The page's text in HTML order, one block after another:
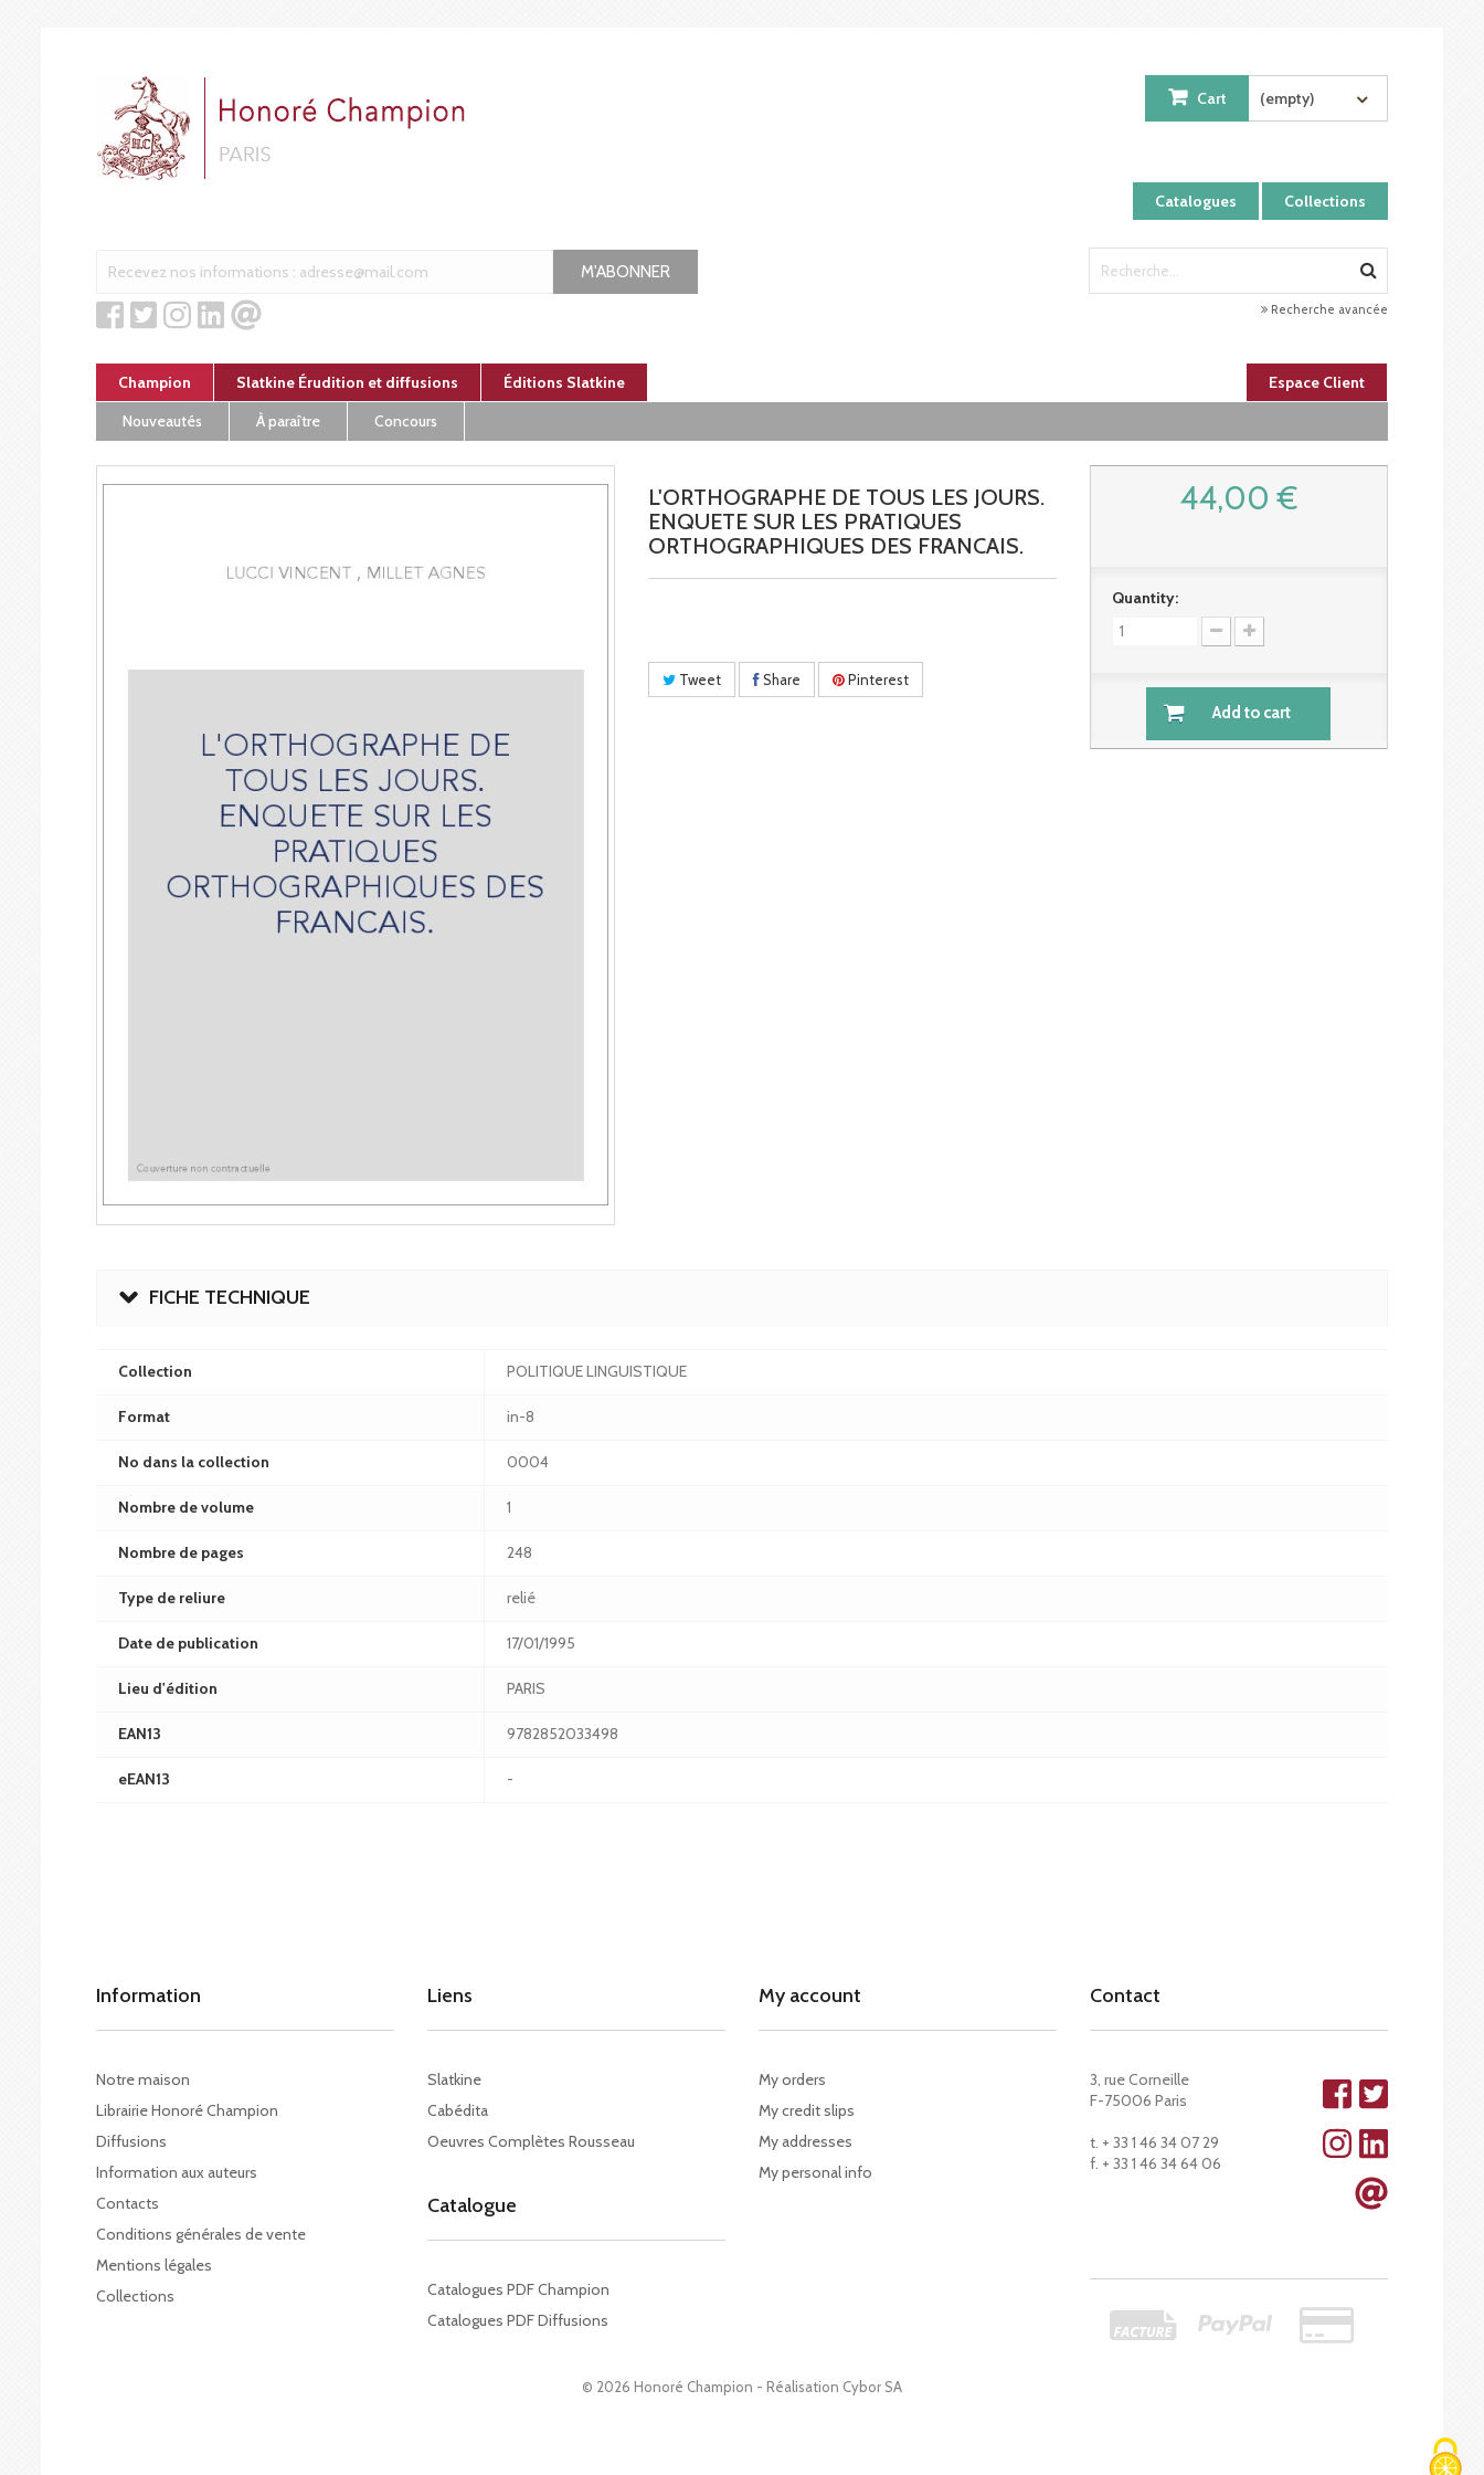
Catalogues Collections
Cart (empty)
M'ABONNER
Recherche avancée
Champion Slatkine Érudition et diffusions Éditions Slatkine
Espace Client
Nouveautés
À paraître Concours
L'ORTHOGRAPHE DE TOUS LES JOURS.
ENQUETE SUR LES PRATIQUES
ORTHOGRAPHIQUES DES FRANCAIS.
Tweet Share Pinterest
44,00 €
Quantity:
Add to cart
FICHE TECHNIQUE
Collection POLITIQUE LINGUISTIQUE
Format in-8
No dans la collection 0004
Nombre de volume 1
Nombre de pages 248
Type de reliure relié
Date de publication 17/01/1995
Lieu d'édition PARIS
EAN13 9782852033498
eEAN13 -
Information
Notre maison
Librairie Honoré Champion
Diffusions
Information aux auteurs
Contacts
Conditions générales de vente
Mentions légales
Collections
© 2026 Honoré Champion - Réalisation Cybor SA
Liens
Slatkine
Cabédita
Oeuvres Complètes Rousseau
Catalogue
Catalogues PDF Champion
Catalogues PDF Diffusions
My account
My orders
My credit slips
My addresses
My personal info
Contact
3, rue Corneille
F-75006 Paris
t. + 33 1 46 34 07 29
f. + 33 1 46 34 64 06